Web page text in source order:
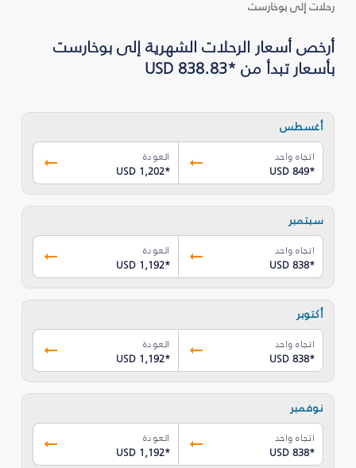
رحلات إلى بوخارست
أرخص أسعار الرحلات الشهرية إلى بوخارست
بأسعار تبدأ من *USD 838.83
أغسطس
اتجاه واحد
USD 849*
العودة
USD 1,202*
سبتمبر
اتجاه واحد
USD 838*
العودة
USD 1,192*
أكتوبر
اتجاه واحد
USD 838*
العودة
USD 1,192*
نوفمبر
اتجاه واحد
USD 838*
العودة
USD 1,192*